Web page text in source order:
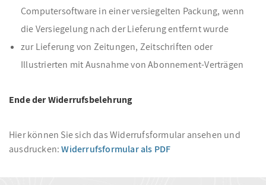
Computersoftware in einer versiegelten Packung, wenn
die Versiegelung nach der Lieferung entfernt wurde
zur Lieferung von Zeitungen, Zeitschriften oder
Illustrierten mit Ausnahme von Abonnement-Verträgen
Ende der Widerrufsbelehrung
Hier können Sie sich das Widerrufsformular ansehen und
ausdrucken:Widerrufsformular als PDF